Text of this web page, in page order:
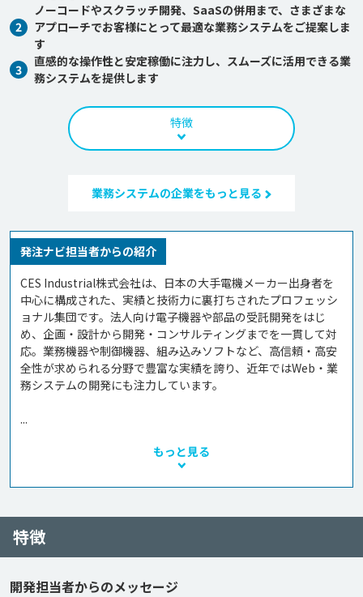
2
ノーコードやスクラッチ開発、SaaSの併用まで、さまざまな
アプローチでお客様にとって最適な業務システムをご提案しま
す
3
直感的な操作性と安定稼働に注力し、スムーズに活用できる業
務システムを提供します
特徴
業務システムの企業をもっと見る
発注ナビ担当者からの紹介
CES Industrial株式会社は、日本の大手電機メーカー出身者を
中心に構成された、実績と技術力に裏打ちされたプロフェッシ
ョナル集団です。法人向け電子機器や部品の受託開発をはじ
め、企画・設計から開発・コンサルティングまでを一貫して対
応。業務機器や制御機器、組み込みソフトなど、高信頼・高安
全性が求められる分野で豊富な実績を誇り、近年ではWeb・業
務システムの開発にも注力しています。
...
もっと見る
特徴
開発担当者からのメッセージ